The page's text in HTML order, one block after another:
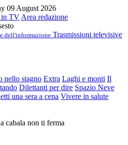
09 August 2026
in TV Area redazione
dell'informazione Trasmissioni televisive
nello stagno Extra Laghi e monti Il
Dilettanti per dire Spazio Neve
una sera a cena Vivere in salute
cabala non ti ferma